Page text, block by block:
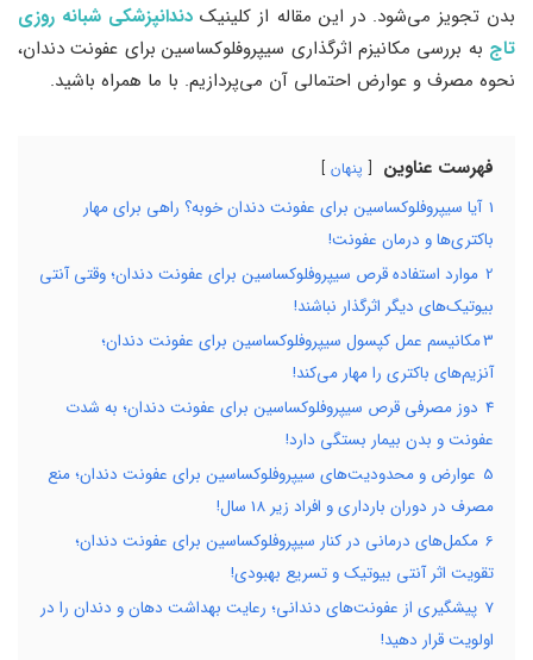
بدن تجویز می‌شود. در این مقاله از کلینیک دندانپزشکی شبانه روزی
تاج به بررسی مکانیزم اثرگذاری سیپروفلوکساسین برای عفونت دندان،
نحوه مصرف و عوارض احتمالی آن می‌پردازیم. با ما همراه باشید.
فهرست عناوین پنهان
1 آیا سیپروفلوکساسین برای عفونت دندان خوبه؟ راهی برای مهار
باکتری‌ها و درمان عفونت!
2 موارد استفاده قرص سیپروفلوکساسین برای عفونت دندان؛ وقتی آنتی
بیوتیک‌های دیگر اثرگذار نباشند!
3​مکانیسم عمل کپسول سیپروفلوکساسین برای عفونت دندان؛
آنزیم‌های باکتری را مهار می‌کند!
4 دوز مصرفی قرص سیپروفلوکساسین برای عفونت دندان؛ به شدت
عفونت و بدن بیمار بستگی دارد!
5 عوارض و محدودیت‌های سیپروفلوکساسین برای عفونت دندان؛ منع
مصرف در دوران بارداری و افراد زیر 18 سال!
6 مکمل‌های درمانی در کنار سیپروفلوکساسین برای عفونت دندان؛
تقویت اثر آنتی بیوتیک و تسریع بهبودی!
7 پیشگیری از عفونت‌های دندانی؛ رعایت بهداشت دهان و دندان را در
اولویت قرار دهید!